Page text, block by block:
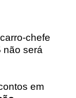
chefe
não será
em